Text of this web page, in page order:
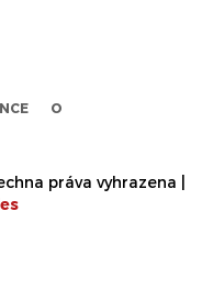
O
práva vyhrazena |